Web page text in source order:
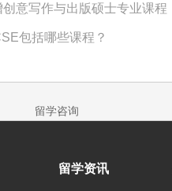
意写作与出版硕士专业课程
包括哪些课程？
留学咨询
留学资讯